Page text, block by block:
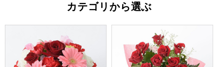
カテゴリから選ぶ